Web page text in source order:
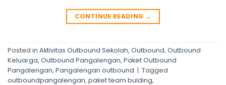
CONTINUE READING →
Posted in Aktivitas Outbound Sekolah, Outbound, Outbound
Keluarga, Outbound Pangalengan, Paket Outbound
Pangalengan, Pangalengan outbound | Tagged
outboundpangalengan, paket team bulding,